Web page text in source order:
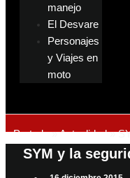
manejo
El Desvare
Personajes
y Viajes en
moto
Portada»Actualidad»
SYM y la